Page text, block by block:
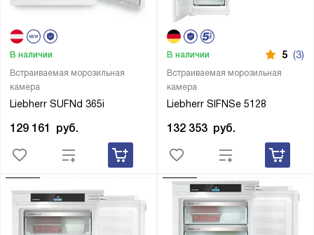
Встраиваемая морозильная
камера
Liebherr SUFNd 365i
В наличии
129 161 руб.
Встраиваемая морозильная
камера
Liebherr SIFNSe 5128
В наличии 5 (3)
132 353 руб.